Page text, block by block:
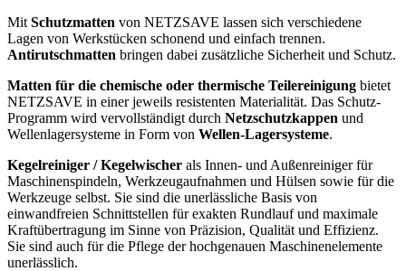
Mit Schutzmatten von NETZSAVE lassen sich verschiedene
Lagen von Werkstücken schonend und einfach trennen.
Antirutschmatten bringen dabei zusätzliche Sicherheit und Schutz.
Matten für die chemische oder thermische Teilereinigung bietet
NETZSAVE in einer jeweils resistenten Materialität. Das Schutz-
Programm wird vervollständigt durch Netzschutzkappen und
Wellenlagersysteme in Form von Wellen-Lagersysteme.
Kegelreiniger / Kegelwischer als Innen- und Außenreiniger für
Maschinenspindeln, Werkzeugaufnahmen und Hülsen sowie für die
Werkzeuge selbst. Sie sind die unerlässliche Basis von
einwandfreien Schnittstellen für exakten Rundlauf und maximale
Kraftübertragung im Sinne von Präzision, Qualität und Effizienz.
Sie sind auch für die Pflege der hochgenauen Maschinenelemente
unerlässlich.